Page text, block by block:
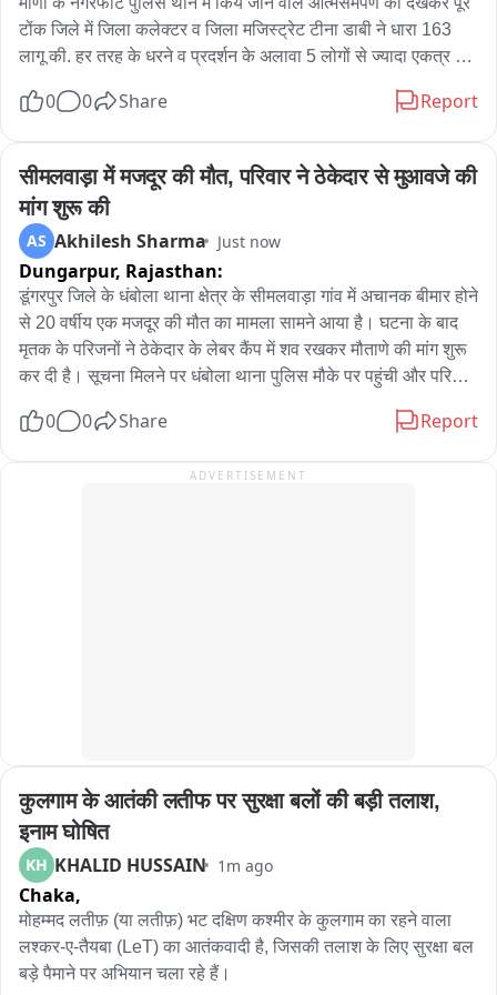
टोंक जिले में जिला कलेक्टर व जिला मजिस्ट्रेट टीना डाबी ने धारा 163
लागू की. हर तरह के धरने व प्रदर्शन के अलावा 5 लोगों से ज्यादा एकत्र होने
तैनात; कई जगह पर नाकाबंदी ताकि समर्थ नहीं हो इकट्ठा...
0 0 Share Report
सीमलवाड़ा में मजदूर की मौत, परिवार ने ठेकेदार से मुआवजे की
मांग शुरू की
AS Akhilesh Sharma Just now
Dungarpur, Rajasthan:
डूंगरपुर जिले के धंबोला थाना क्षेत्र के सीमलवाड़ा गांव में अचानक बीमार होने
से 20 वर्षीय एक मजदूर की मौत का मामला सामने आया है। घटना के बाद
मृतक के परिजनों ने ठेकेदार के लेबर कैंप में शव रखकर मौताणे की मांग शुरू
कर दी है। सूचना मिलने पर धंबोला थाना पुलिस मौके पर पहुंची और परिजनों
निवासी 20 वर्षीय कांतिलाल डामोर सीमलवाड़ा में एक ठेकेदार के अधीन
बिगड़ गई। इस पर ठेकेदार ने तुरंत उसके पिता लक्ष्मण लाल डामोर को
0 0 Share Report
ADVERTISEMENT
कुलगाम के आतंकी लतीफ पर सुरक्षा बलों की बड़ी तलाश,
इनाम घोषित
KH KHALID HUSSAIN 1m ago
Chaka,
मोहम्मद लतीफ़ (या लतीफ़) भट दक्षिण कश्मीर के कुलगाम का रहने वाला
लश्कर-ए-तैयबा (LeT) का आतंकवादी है, जिसकी तलाश के लिए सुरक्षा बल
बड़े पैमाने पर अभियान चला रहे हैं।